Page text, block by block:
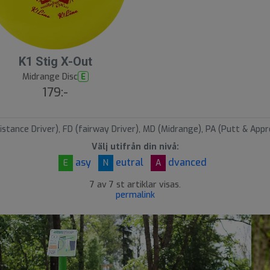
K1 Stig X-Out
Midrange Disc E
179:-
Driver), FD (fairway Driver), MD (Midrange), PA (Putt &
Välj utifrån din nivå:
E
asy N eutral A dvanced
7 av 7 st artiklar visas.
permalink